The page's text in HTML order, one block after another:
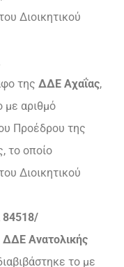
Διοικητικού
της ΔΔΕ Αχαΐας,
με αριθμό
Προέδρου της
το οποίο
Διοικητικού
84518/
ΔΔΕ Ανατολικής
το με